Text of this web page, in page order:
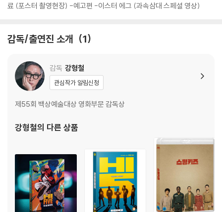
를 마른 천으로 닦으시거나, DVD 클리너 등 전용 제품을 이용하면 대부분
생이 불가능한 경우가 있습니다. 독립형 전용 플레이어 사용을 권장드리
생할 수 있음을 알려드립니다.
※ 디스크 외관 불량
디스크에 미세한 잔 흠집이 남아있거나 인쇄 면이 깨끗하지 않은 경우가
로 인한 반품/교환이 가능합니다.
1) 불량으로 인한 교환/반품 요청 시에는 불량 확인을 위해 개봉 시의 동영
상을 요청할 수 있으며, 동영상이 없는 경우 교환/반품이 제한될 수 있습니
다.
관련 사진과 동영상 및 재생 기기 모델명을 첨부하여 첨부하여 고객센터에
문의 바랍니다.
료 (포스터 촬영현장) -예고편 -이스터 에그 (과속삼대 스페셜 영상)
감독/출연진 소개 1
감독 강형철
관심작가 알림신청
제55회 백상예술대상 영화부문 감독상
강형철의 다른 상품